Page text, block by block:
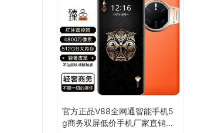
官方正品V88全网通智能手机5
g商务双屏低价手机厂家直销批